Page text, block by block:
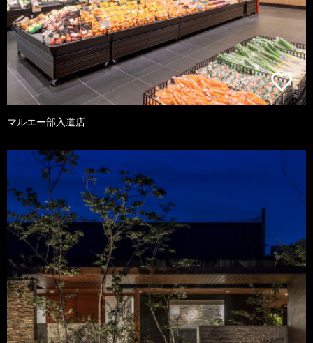
マルエー部入道店